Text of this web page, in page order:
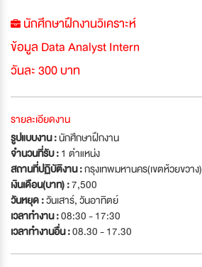
นักศึกษาฝึกงานวิเคราะห์
ข้อมูล Data Analyst Intern
วันละ 300 บาท
รายละเอียดงาน
รูปแบบงาน :นักศึกษาฝึกงาน
จำนวนที่รับ :1 ตำแหน่ง
สถานที่ปฏิบัติงาน :กรุงเทพมหานคร(เขตห้วยขวาง)
เงินเดือน(บาท) :7,500
วันหยุด :วันเสาร์,วันอาทิตย์
เวลาทำงาน :08:30 - 17:30
เวลาทำงานอื่น :08.30 - 17.30